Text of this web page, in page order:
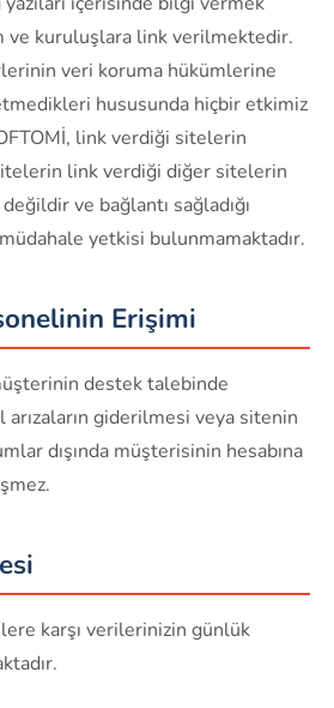
ve kuruluşlara link verilmektedir.
veri koruma hükümlerine
hususunda hiçbir etkimiz
link verdiği sitelerin
link verdiği diğer sitelerin
ve bağlantı sağladığı
yetkisi bulunmamaktadır.
Erişimi
destek talebinde
giderilmesi veya sitenin
dışında müşterisinin hesabına
karşı verilerinizin günlük